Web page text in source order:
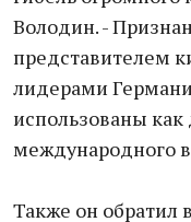
Володин. -
представителем
лидерами
использованы как
международного
Также он обратил